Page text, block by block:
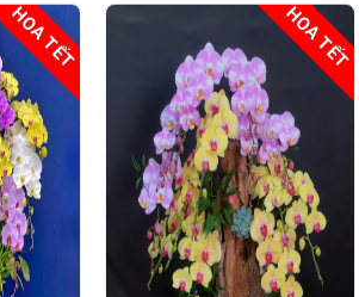
HOA TẾT HOA TẾT